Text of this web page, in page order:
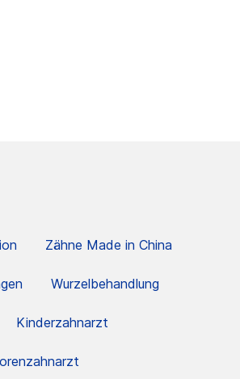
Zähne Made in China
Wurzelbehandlung
Kinderzahnarzt